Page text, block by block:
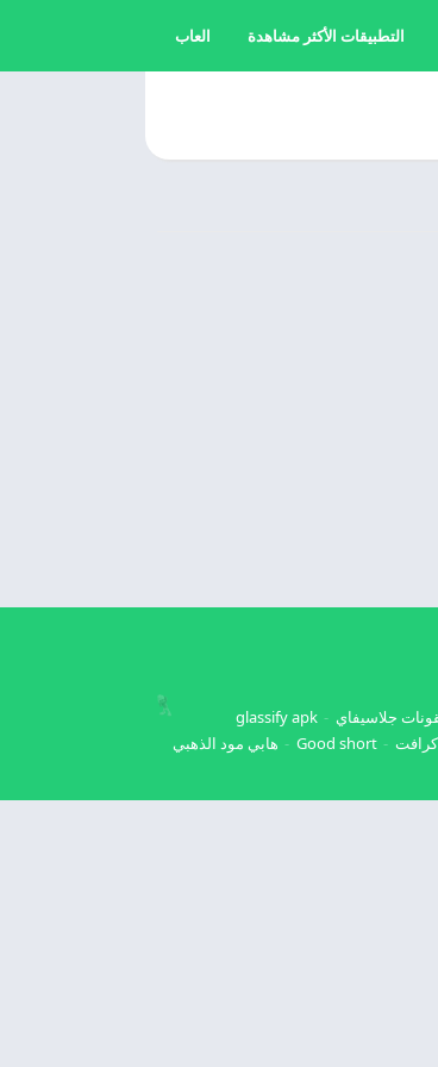
التطبيقات الأكثر مشاهدة العاب
جلاسيفاي
glassify apk
Good short
هابي مود الذهبي